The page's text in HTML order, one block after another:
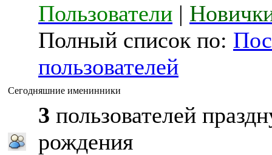
Пользователи |
Полный список по:
пользователей
Сегодняшние именинники
3 пользователей
рождения